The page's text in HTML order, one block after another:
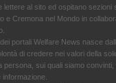
lettere al sito ed ospitano sezioni
e Cremona nel Mondo in
portali Welfare News nasce
di credere nei valori della
persona, sui quali siamo convinti,